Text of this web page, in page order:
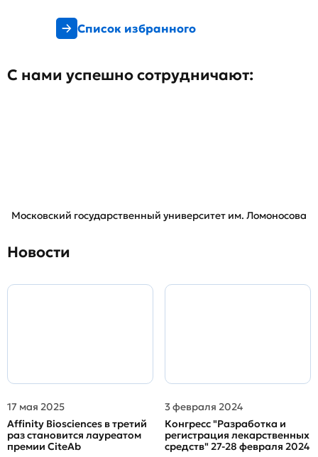
Список избранного
С нами успешно сотрудничают:
Московский государственный университет им. Ломоносова
Новости
17 мая 2025
Affinity Biosciences в третий
раз становится лауреатом
премии CiteAb
3 февраля 2024
Конгресс "Разработка и
регистрация лекарственных
средств" 27-28 февраля 2024